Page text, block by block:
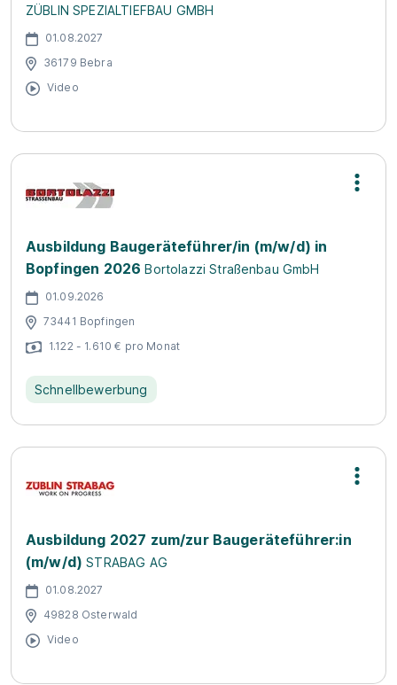
ZÜBLIN SPEZIALTIEFBAU GMBH
01.08.2027
36179 Bebra
Video
Ausbildung Baugeräteführer/in (m/w/d) in
Bopfingen 2026 Bortolazzi Straßenbau GmbH
01.09.2026
73441 Bopfingen
1.122 - 1.610 € pro Monat
Schnellbewerbung
Ausbildung 2027 zum/zur Baugeräteführer:in
(m/w/d) STRABAG AG
01.08.2027
49828 Osterwald
Video